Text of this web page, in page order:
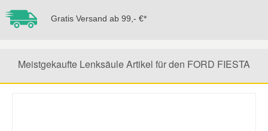
Gratis Versand ab 99,- €*
Meistgekaufte Lenksäule Artikel für den FORD FIESTA
Mazda Ersatzteile
Mercedes Ersatzteile